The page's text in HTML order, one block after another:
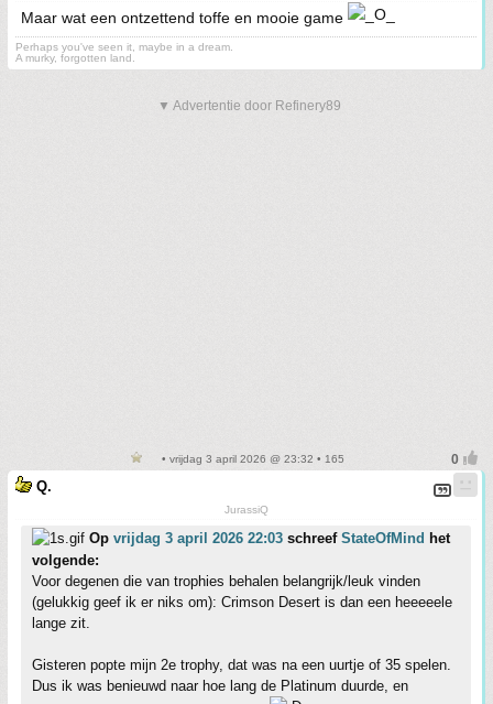
Maar wat een ontzettend toffe en mooie game
Perhaps you've seen it, maybe in a dream.
A murky, forgotten land.
▼ Advertentie door Refinery89
• vrijdag 3 april 2026 @ 23:32 • 165
Q.
JurassiQ
Op vrijdag 3 april 2026 22:03 schreef StateOfMind het
volgende:
Voor degenen die van trophies behalen belangrijk/leuk vinden
(gelukkig geef ik er niks om): Crimson Desert is dan een heeeeele
lange zit.
Gisteren popte mijn 2e trophy, dat was na een uurtje of 35 spelen.
Dus ik was benieuwd naar hoe lang de Platinum duurde, en